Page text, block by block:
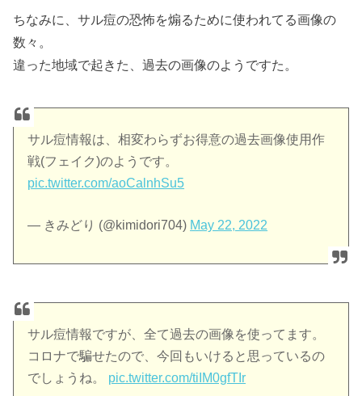
ちなみに、サル痘の恐怖を煽るために使われてる画像の
数々。
違った地域で起きた、過去の画像のようですた。
サル痘情報は、相変わらずお得意の過去画像使用作
戦(フェイク)のようです。
pic.twitter.com/aoCalnhSu5
— きみどり (@kimidori704) May 22, 2022
サル痘情報ですが、全て過去の画像を使ってます。
コロナで騙せたので、今回もいけると思っているの
でしょうね。 pic.twitter.com/tiIM0gfTIr